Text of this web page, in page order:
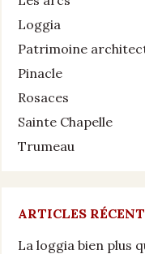
Loggia
Patrimoine
Pinacle
Rosaces
Sainte Chapelle
Trumeau
ARTICLES
La loggia bien plus